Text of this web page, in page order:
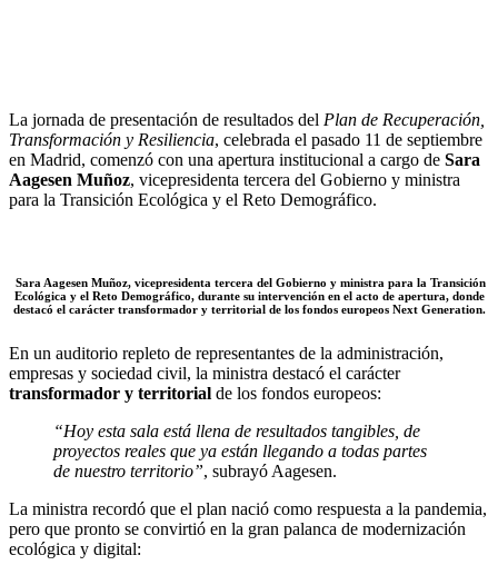
WhatsApp
La jornada de presentación de resultados del Plan de Recuperación,
Transformación y Resiliencia, celebrada el pasado 11 de septiembre
en Madrid, comenzó con una apertura institucional a cargo de Sara
Aagesen Muñoz, vicepresidenta tercera del Gobierno y ministra
para la Transición Ecológica y el Reto Demográfico.
Sara Aagesen Muñoz, vicepresidenta tercera del Gobierno y ministra para la Transición
Ecológica y el Reto Demográfico, durante su intervención en el acto de apertura, donde
destacó el carácter transformador y territorial de los fondos europeos Next Generation.
En un auditorio repleto de representantes de la administración,
empresas y sociedad civil, la ministra destacó el carácter
transformador y territorial de los fondos europeos:
“Hoy esta sala está llena de resultados tangibles, de
proyectos reales que ya están llegando a todas partes
de nuestro territorio”, subrayó Aagesen.
La ministra recordó que el plan nació como respuesta a la pandemia,
pero que pronto se convirtió en la gran palanca de modernización
ecológica y digital: